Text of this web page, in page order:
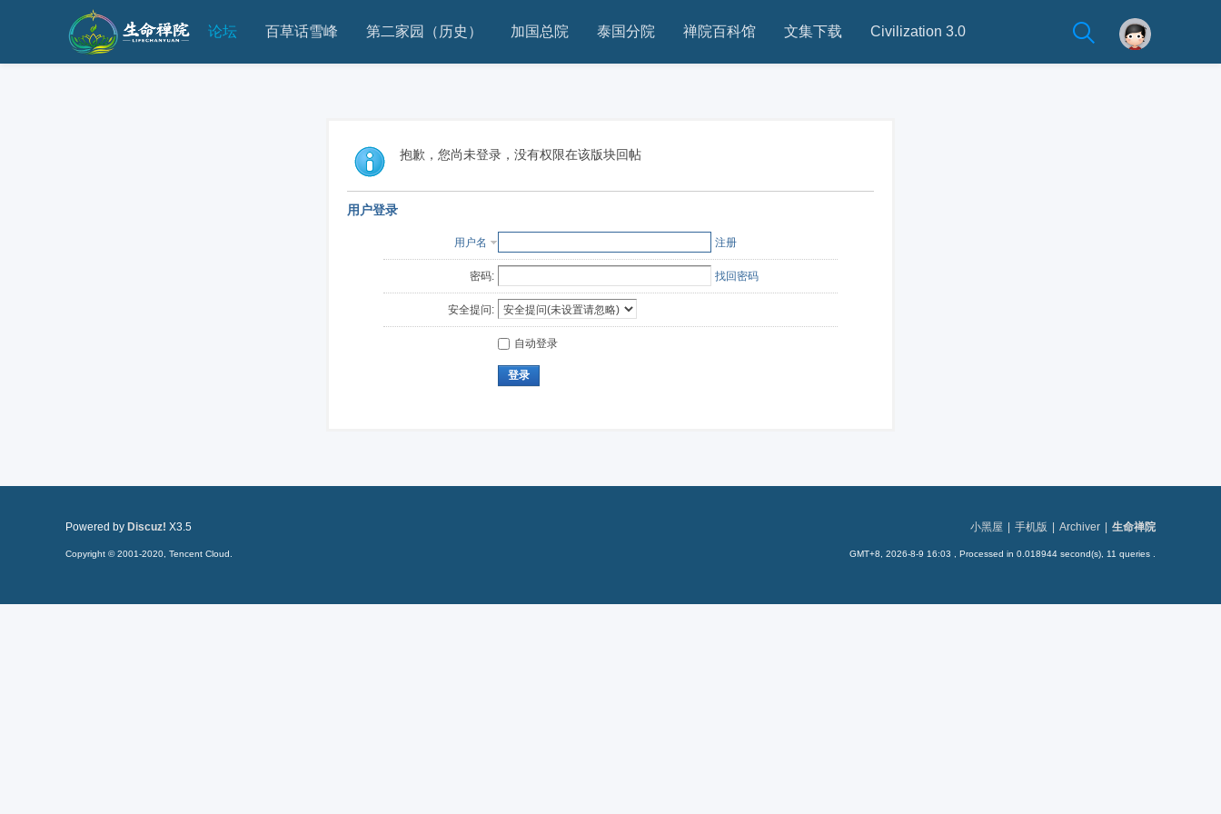
论坛 百草话雪峰 第二家园（历史） 加国总院 泰国分院 禅院百科馆 文集下载 Civilization 3.0
抱歉，您尚未登录，没有权限在该版块回帖
用户登录
用户名 注册
密码: 找回密码
安全提问:
自动登录
登录
小黑屋 手机版 Archiver 生命禅院
GMT+8, 2026-8-9 16:03 , Processed in 0.018944 second(s), 11 queries .
Powered by Discuz! X3.5
Copyright © 2001-2020, Tencent Cloud.